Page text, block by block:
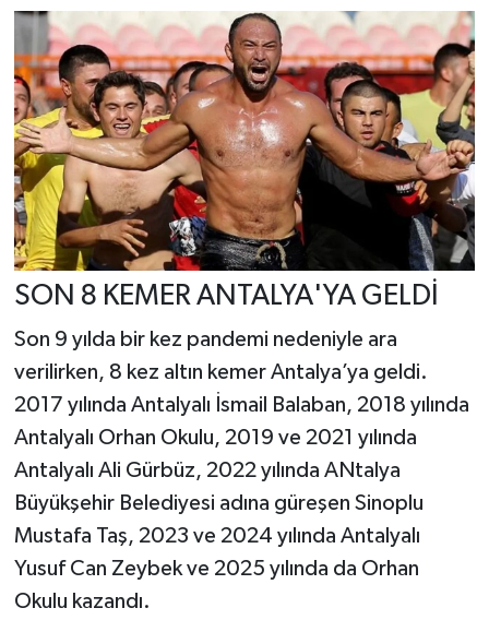
SON 8 KEMER ANTALYA'YA GELDİ
Son 9 yılda bir kez pandemi nedeniyle ara
verilirken, 8 kez altın kemer Antalya’ya geldi.
2017 yılında Antalyalı İsmail Balaban, 2018 yılında
Antalyalı Orhan Okulu, 2019 ve 2021 yılında
Antalyalı Ali Gürbüz, 2022 yılında ANtalya
Büyükşehir Belediyesi adına güreşen Sinoplu
Mustafa Taş, 2023 ve 2024 yılında Antalyalı
Yusuf Can Zeybek ve 2025 yılında da Orhan
Okulu kazandı.